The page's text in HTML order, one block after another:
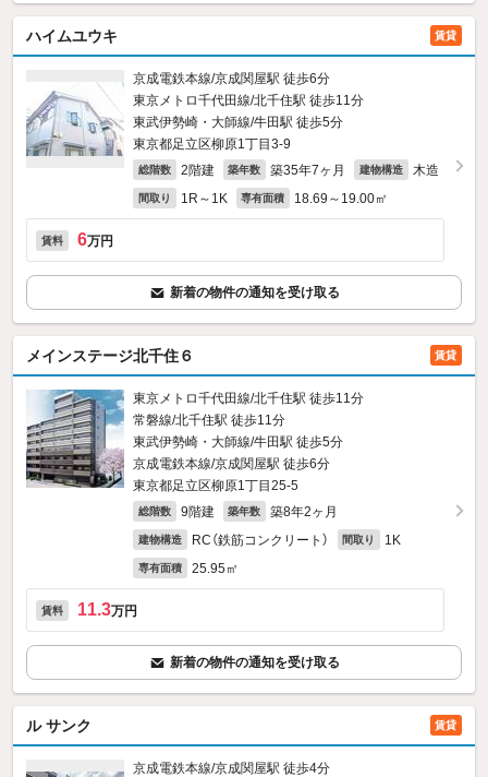
ハイムユウキ 賃貸
京成電鉄本線/京成関屋駅 徒歩6分
東京メトロ千代田線/北千住駅 徒歩11分
東武伊勢崎・大師線/牛田駅 徒歩5分
東京都足立区柳原1丁目3-9
総階数 2階建 築年数 築35年7ヶ月 建物構造 木造
間取り 1R～1K 専有面積 18.69～19.00㎡
賃料 6万円
新着の物件の通知を受け取る
メインステージ北千住６ 賃貸
東京メトロ千代田線/北千住駅 徒歩11分
常磐線/北千住駅 徒歩11分
東武伊勢崎・大師線/牛田駅 徒歩5分
京成電鉄本線/京成関屋駅 徒歩6分
東京都足立区柳原1丁目25-5
総階数 9階建 築年数 築8年2ヶ月
建物構造 RC（鉄筋コンクリート） 間取り 1K
専有面積 25.95㎡
賃料 11.3万円
新着の物件の通知を受け取る
ル サンク 賃貸
京成電鉄本線/京成関屋駅 徒歩4分